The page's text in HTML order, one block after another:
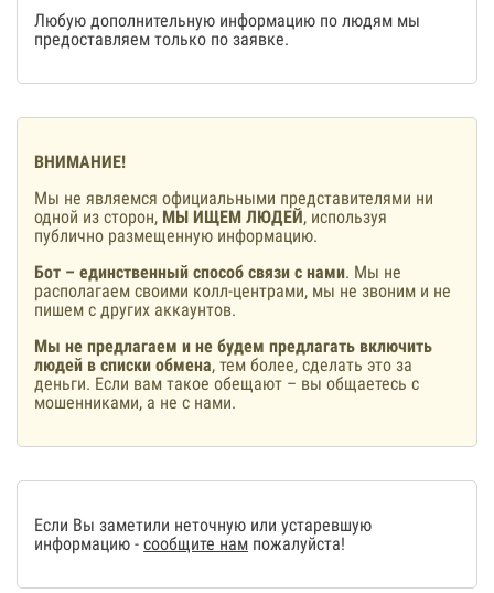
Любую дополнительную информацию по людям мы
предоставляем только по заявке.
ВНИМАНИЕ!
Мы не являемся официальными представителями ни
одной из сторон, МЫ ИЩЕМ ЛЮДЕЙ, используя
публично размещенную информацию.
Бот – единственный способ связи с нами. Мы не
располагаем своими колл-центрами, мы не звоним и не
пишем с других аккаунтов.
Мы не предлагаем и не будем предлагать включить
людей в списки обмена, тем более, сделать это за
деньги. Если вам такое обещают – вы общаетесь с
мошенниками, а не с нами.
Если Вы заметили неточную или устаревшую
информацию - сообщите нам пожалуйста!